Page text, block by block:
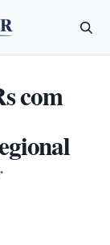
com
•